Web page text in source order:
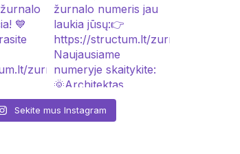
Sekite mus Instagram